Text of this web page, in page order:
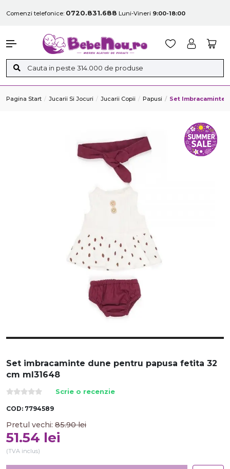
Comenzi telefonice: 0720.831.688 Luni-Vineri 9:00-18:00
Pagina Start Jucarii Si Jocuri Jucarii Copii Papusi Set Imbracaminte
Set imbracaminte dune pentru papusa fetita 32
cm ml31648
Scrie o recenzie
COD: 7794589
Pretul vechi: 85.90 lei
51.54 lei
(TVA inclus)